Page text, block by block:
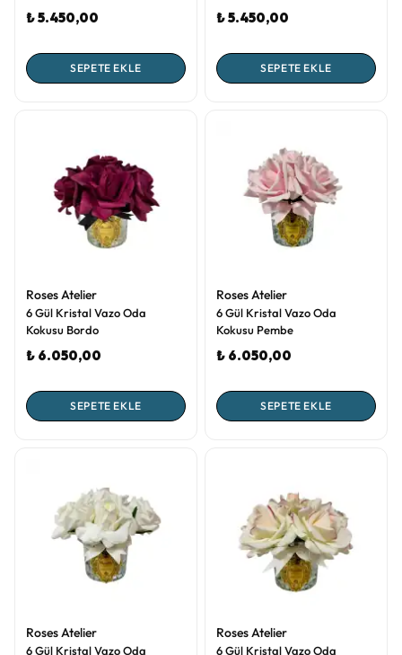
₺ 5.450,00
SEPETE EKLE
₺ 5.450,00
SEPETE EKLE
Roses Atelier
6 Gül Kristal Vazo Oda
Kokusu Bordo
₺ 6.050,00
SEPETE EKLE
Roses Atelier
6 Gül Kristal Vazo Oda
Kokusu Pembe
₺ 6.050,00
SEPETE EKLE
Roses Atelier
6 Gül Kristal Vazo Oda
Roses Atelier
6 Gül Kristal Vazo Oda